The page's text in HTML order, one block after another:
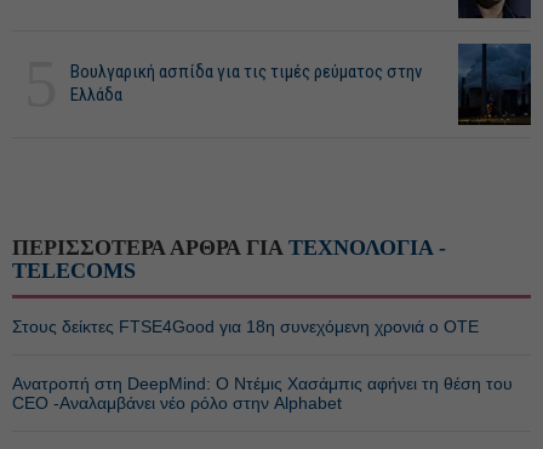
Βουλγαρική ασπίδα για τις τιμές ρεύματος στην
Ελλάδα
ΠΕΡΙΣΣΟΤΕΡΑ ΑΡΘΡΑ ΓΙΑ ΤΕΧΝΟΛΟΓΙΑ -
TELECOMS
Στους δείκτες FTSE4Good για 18η συνεχόμενη χρονιά ο ΟΤΕ
Ανατροπή στη DeepMind: Ο Ντέμις Χασάμπις αφήνει τη θέση του
CEO -Αναλαμβάνει νέο ρόλο στην Alphabet